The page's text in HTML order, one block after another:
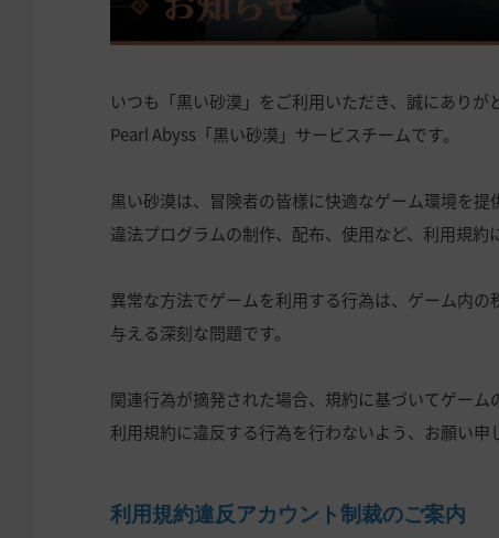
いつも「黒い砂漠」をご利用いただき、誠にありが
Pearl Abyss「黒い砂漠」サービスチームです。
黒い砂漠は、冒険者の皆様に快適なゲーム環境を提
違法プログラムの制作、配布、使用など、利用規
異常な方法でゲームを利用する行為は、ゲーム内
与える深刻な問題です。
関連行為が摘発された場合、規約に基づいてゲーム
利用規約に違反する行為を行わないよう、お願い申
利用規約違反アカウント制裁のご案内